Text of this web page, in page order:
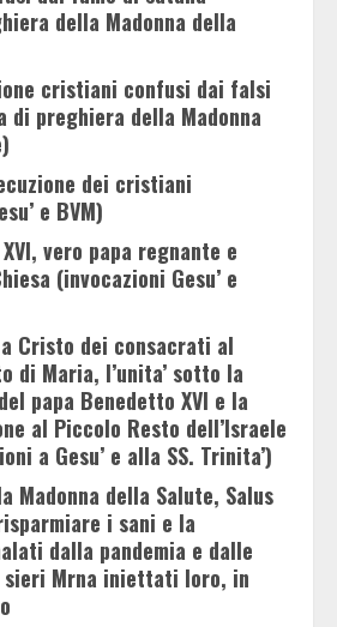
della Madonna della
cristiani confusi dai falsi
preghiera della Madonna
dei cristiani
e BVM)
vero papa regnante e
(invocazioni Gesu’ e
Cristo dei consacrati al
di Maria, l’unita’ sotto la
papa Benedetto XVI e la
al Piccolo Resto dell’Israele
a Gesu’ e alla SS. Trinita’)
Madonna della Salute, Salus
i sani e la
dalla pandemia e dalle
sieri Mrna iniettati loro, in